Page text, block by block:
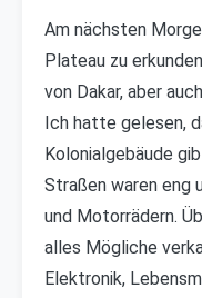
Am nächsten
Plateau zu
von Dakar, aber
Ich hatte gelesen,
Kolonialgebäude
Straßen waren eng
und Motorrädern.
alles Mögliche
Elektronik,